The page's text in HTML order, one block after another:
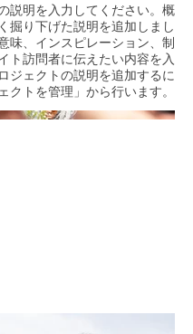
説明を入力してください。概
掘り下げた説明を追加しまし
味、インスピレーション、制
ト訪問者に伝えたい内容を入
ジェクトの説明を追加するに
クトを管理」から行います。